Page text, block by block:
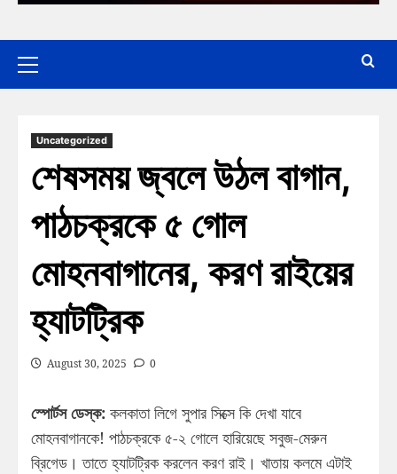
Uncategorized
শেষসময় জ্বলে উঠল বাগান,
পাঠচক্রকে ৫ গোল
মোহনবাগানের, করণ রাইয়ের
হ্যাটট্রিক
August 30, 2025 0
স্পোর্টস ডেস্ক: কলকাতা লিগে সুপার সিক্সে কি দেখা যাবে
মোহনবাগানকে! পাঠচক্রকে ৫-২ গোলে হারিয়েছে সবুজ-মেরুন
ব্রিগেড। তাতে হ্যাটট্রিক করলেন করণ রাই। খাতায় কলমে এটাই